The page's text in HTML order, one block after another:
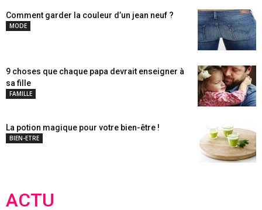
Comment garder la couleur d’un jean neuf ?
MODE
9 choses que chaque papa devrait enseigner à
sa fille
FAMILLE
La potion magique pour votre bien-être !
BIEN-ETRE
ACTU